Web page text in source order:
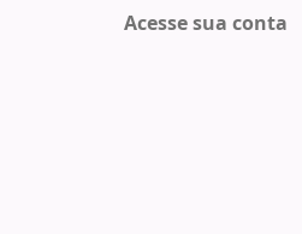
Acesse sua conta